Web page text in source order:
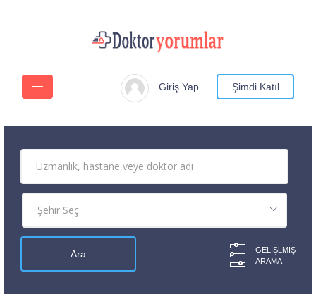
Giriş Yap Şimdi Katıl
GELIŞLMIŞ
ARAMA